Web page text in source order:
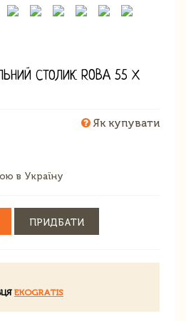
СТОЛИК ROBA 55 Х
Як купувати
в Україну
ПРИДБАТИ
EKOGRATIS